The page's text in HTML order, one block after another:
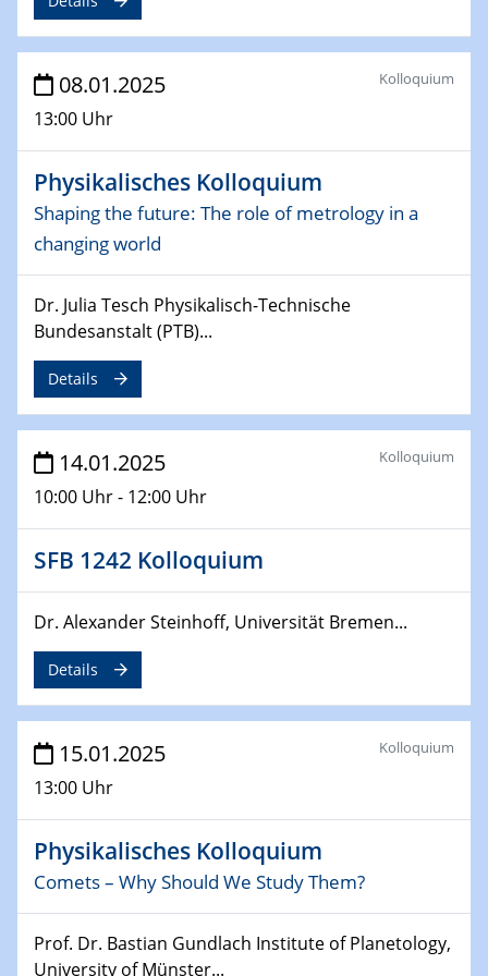
Sfb-trr247-all Seminar
CataLysis Joint Colloquium)
10.02.2025 - 11.02.2025
Sfb-trr247-all Workshop
UnOCat
11.02.2025
SFB/TRR 270 Kolloquium
11.02.2025
Social Hour
CENIDE / ZBT / IW
11.02.2025
Natural Water to H2
12.02.2025 - 14.02.2025
Sfb-trr247-all Annual Meeting
24.02.2025
CENIDE-BGU Seminar
WIN & CENIDE Seminar Series on 2D-
MATURE
27.02.2025
Sfb-trr247-all Seminar
18.03.2025 - 19.03.2025
Kooperationsseminar
Elektrolyse/Brennstoffzelle
EIC Pathfinder
EU funding for early stage scientific, technological or
08.01.2025
13:00 Uhr
Kolloquium
Physikalisches Kolloquium
Shaping the future: The role of metrology in a
changing world
Dr. Julia Tesch Physikalisch-Technische
Bundesanstalt (PTB)...
Details
14.01.2025
10:00 Uhr - 12:00 Uhr
Kolloquium
SFB 1242 Kolloquium
Dr. Alexander Steinhoff, Universität Bremen...
Details
15.01.2025
13:00 Uhr
Kolloquium
Physikalisches Kolloquium
Comets – Why Should We Study Them?
Prof. Dr. Bastian Gundlach Institute of Planetology,
University of Münster...